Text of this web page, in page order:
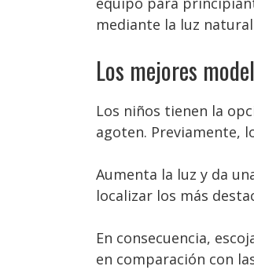
mediante la luz
Los mejores
Los niños tienen la
agoten. Previamente,
Aumenta la luz y da
localizar los más
En consecuencia,
en comparación con